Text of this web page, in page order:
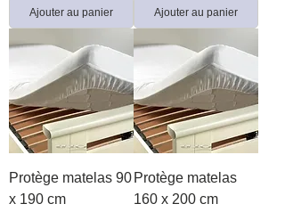
Ajouter au panier Ajouter au panier
Protège matelas 90
x 190 cm
Protège matelas
160 x 200 cm